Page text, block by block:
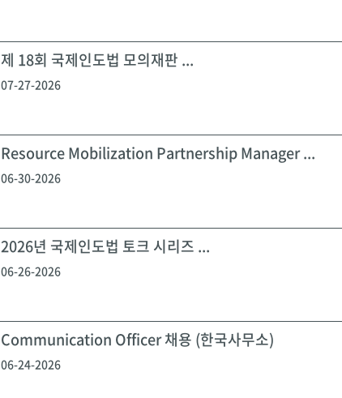
제 18회 국제인도법 모의재판 ...
07-27-2026
Resource Mobilization Partnership Manager ...
06-30-2026
2026년 국제인도법 토크 시리즈 ...
06-26-2026
Communication Officer 채용 (한국사무소)
06-24-2026